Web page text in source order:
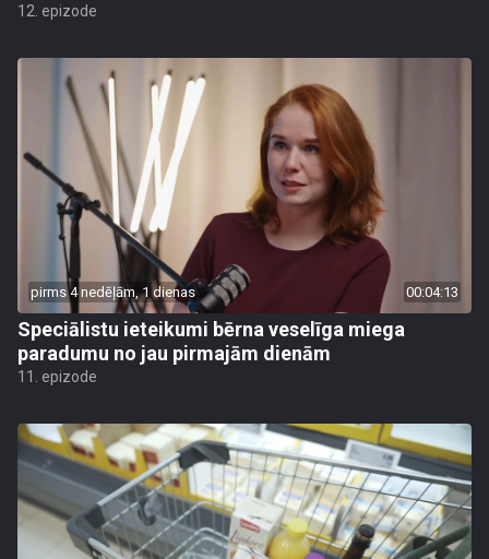
12. epizode
pirms 4 nedēļām, 1 dienas 00:04:13
Speciālistu ieteikumi bērna veselīga miega
paradumu no jau pirmajām dienām
11. epizode